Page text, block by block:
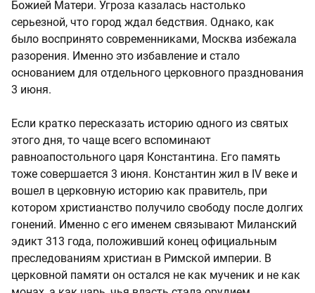
Божией Матери. Угроза казалась настолько
серьезной, что город ждал бедствия. Однако, как
было воспринято современниками, Москва избежала
разорения. Именно это избавление и стало
основанием для отдельного церковного празднования
3 июня.
Если кратко пересказать историю одного из святых
этого дня, то чаще всего вспоминают
равноапостольного царя Константина. Его память
тоже совершается 3 июня. Константин жил в IV веке и
вошел в церковную историю как правитель, при
котором христианство получило свободу после долгих
гонений. Именно с его именем связывают Миланский
эдикт 313 года, положивший конец официальным
преследованиям христиан в Римской империи. В
церковной памяти он остался не как мученик и не как